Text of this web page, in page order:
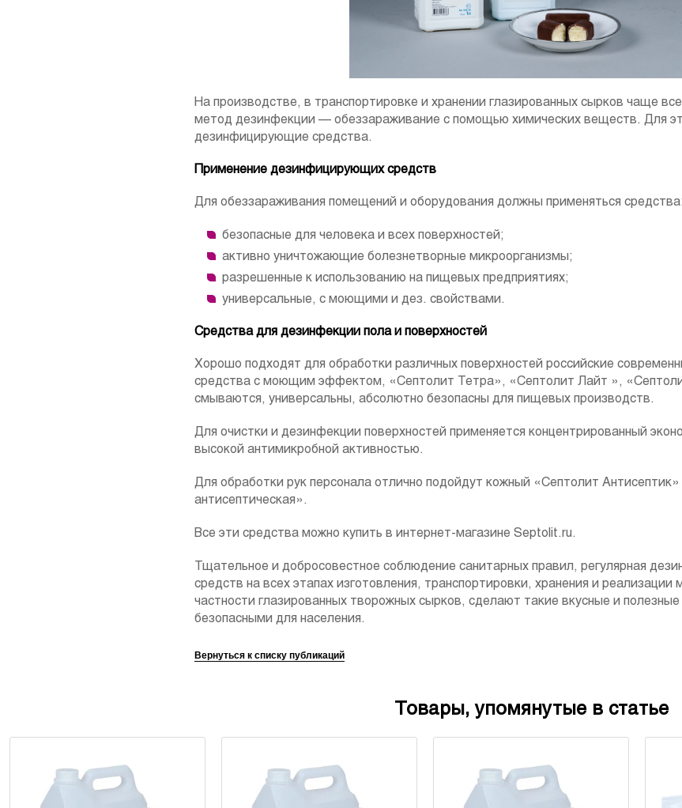
На производстве, в транспортировке и хранении глазированных сырков чаще
метод дезинфекции — обеззараживание с помощью химических веществ. Для
дезинфицирующие средства.
Применение дезинфицирующих средств
Для обеззараживания помещений и оборудования должны применяться средства:
безопасные для человека и всех поверхностей;
активно уничтожающие болезнетворные микроорганизмы;
разрешенные к использованию на пищевых предприятиях;
универсальные, с моющими и дез. свойствами.
Средства для дезинфекции пола и поверхностей
Хорошо подходят для обработки различных поверхностей российские
средства с моющим эффектом, «Септолит Тетра», «Септолит Лайт »,
смываются, универсальны, абсолютно безопасны для пищевых производств.
Для очистки и дезинфекции поверхностей применяется концентрированный
высокой антимикробной активностью.
Для обработки рук персонала отлично подойдут кожный «Септолит
антисептическая».
Все эти средства можно купить в интернет-магазине Septolit.ru.
Тщательное и добросовестное соблюдение санитарных правил, регулярная
средств на всех этапах изготовления, транспортировки, хранения и реализации
частности глазированных творожных сырков, сделают такие вкусные и
безопасными для населения.
Вернуться к списку публикаций
Товары, упомянутые в статье